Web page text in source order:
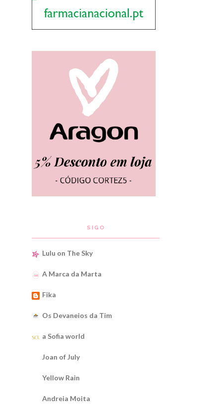
SIGO
Lulu on The Sky
A Marca da Marta
Fika
Os Devaneios da Tim
a Sofia world
Joan of July
Yellow Rain
Andreia Moita